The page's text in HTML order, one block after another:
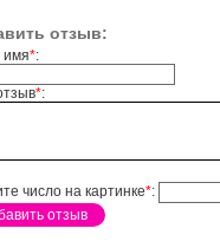
отзыв:
имя*:
*:
число на картинке*: